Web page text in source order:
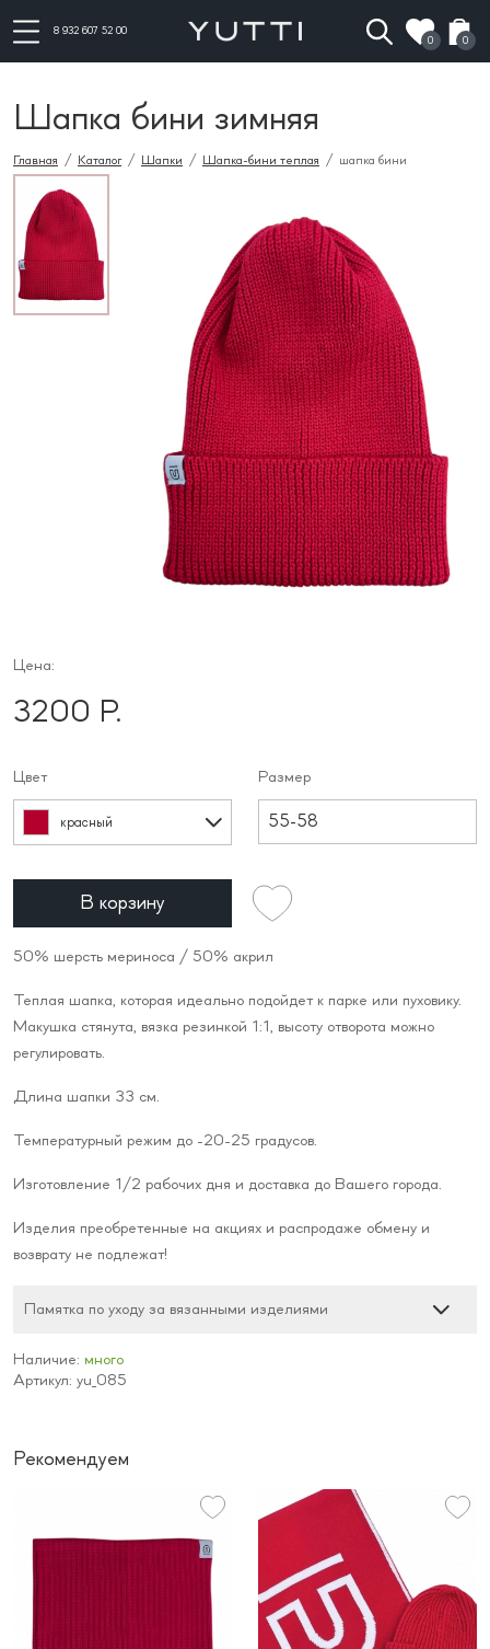
8 932 607 52 00
0
0
шапка бини зимняя
Главная / Каталог/ Шапки / Шапка-бини теплая / шапка бини
Цена:
3200 Р.
Цвет
красный
Размер
55-58
В корзину
50% шерсть мериноса / 50% акрил
Теплая шапка, которая идеально подойдет к парке или пуховику.
Макушка стянута, вязка резинкой 1:1, высоту отворота можно
регулировать.
Длина шапки 33 см.
Температурный режим до -20-25 градусов.
Изготовление 1/2 рабочих дня и доставка до Вашего города.
Изделия преобретенные на акциях и распродаже обмену и
возврату не подлежат!
Памятка по уходу за вязанными изделиями
Наличие: много
Артикул: yu_085
Рекомендуем